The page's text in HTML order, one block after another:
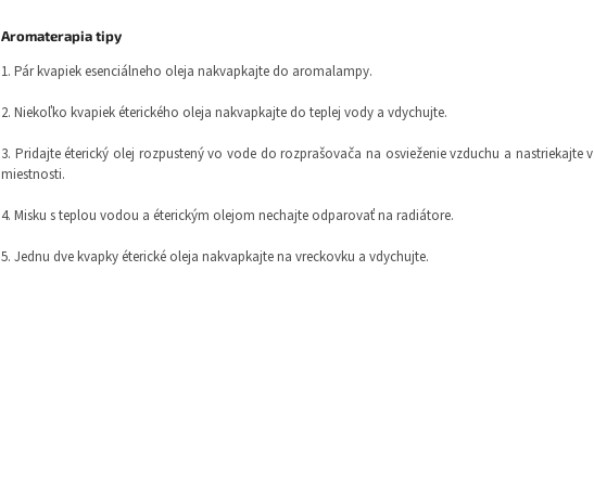
Aromaterapia tipy
1. Pár kvapiek esenciálneho oleja nakvapkajte do aromalampy.
2. Niekoľko kvapiek éterického oleja nakvapkajte do teplej vody a vdychujte.
3. Pridajte éterický olej rozpustený vo vode do rozprašovača na osvieženie vzduchu a nastriekajte v
miestnosti.
4. Misku s teplou vodou a éterickým olejom nechajte odparovať na radiátore.
5. Jednu dve kvapky éterické oleja nakvapkajte na vreckovku a vdychujte.